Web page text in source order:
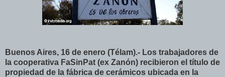
Buenos Aires, 16 de enero (Télam).- Los trabajadores de
la cooperativa FaSinPat (ex Zanón) recibieron el título de
propiedad de la fábrica de cerámicos ubicada en la